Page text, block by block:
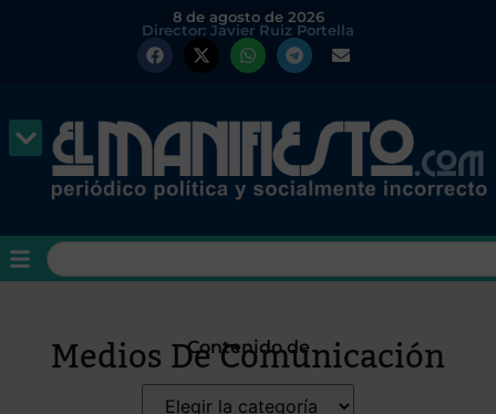
8 de agosto de 2026
Director: Javier Ruiz Portella
Contenido de
Medios De Comunicación